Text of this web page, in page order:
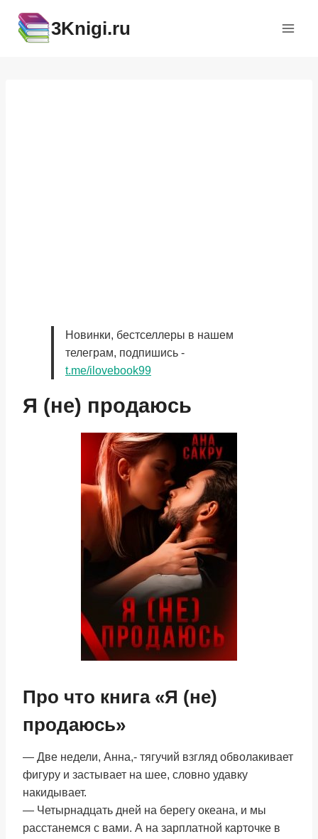
содержимому
3Knigi.ru
Новинки, бестселлеры в нашем
телеграм, подпишись -
t.me/ilovebook99
Я (не) продаюсь
Про что книга «Я (не)
продаюсь»
— Две недели, Анна,- тягучий взгляд обволакивает
фигуру и застывает на шее, словно удавку
накидывает.
— Четырнадцать дней на берегу океана, и мы
расстанемся с вами. А на зарплатной карточке в